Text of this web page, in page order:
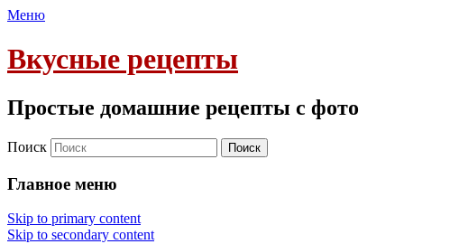
Меню
Вкусные рецепты
Простые домашние рецепты с фото
Поиск
Главное меню
Skip to primary content
Skip to secondary content